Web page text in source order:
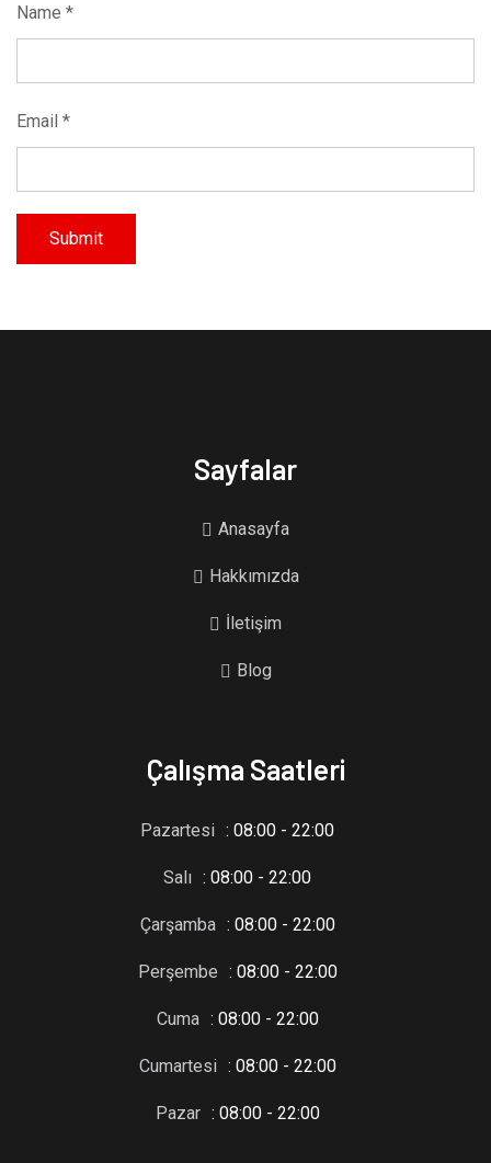
Name *
Email *
Sayfalar
Anasayfa
Hakkımızda
İletişim
Blog
Çalışma Saatleri
Pazartesi : 08:00 - 22:00
Salı : 08:00 - 22:00
Çarşamba : 08:00 - 22:00
Perşembe : 08:00 - 22:00
Cuma : 08:00 - 22:00
Cumartesi : 08:00 - 22:00
Pazar : 08:00 - 22:00